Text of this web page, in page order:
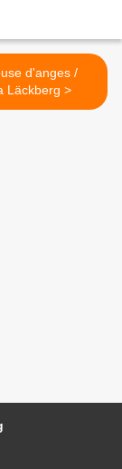
d'anges /
Camilla Läckberg >